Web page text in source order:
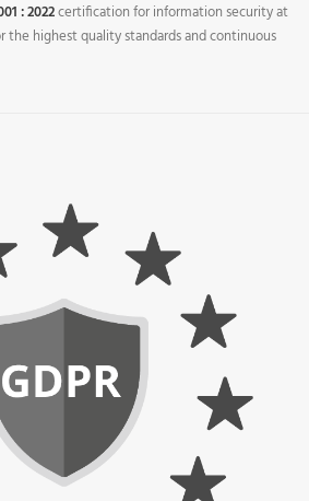
: 2022certification for information security at
the highest quality standards and continuous